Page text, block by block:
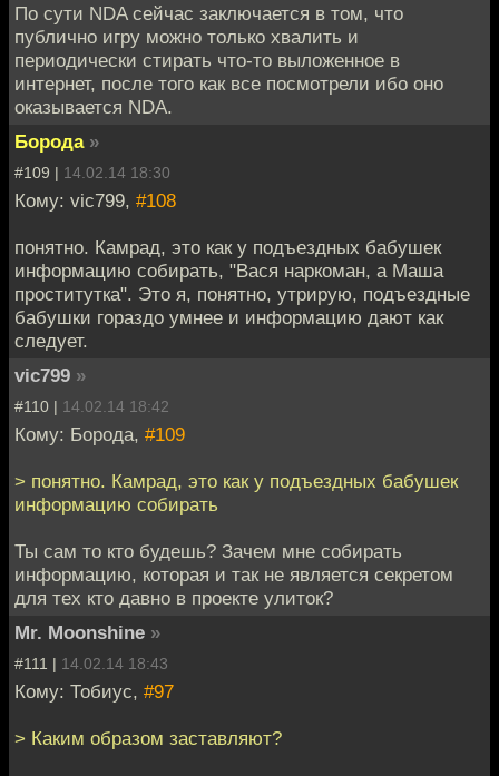
По сути NDA сейчас заключается в том, что
публично игру можно только хвалить и
периодически стирать что-то выложенное в
интернет, после того как все посмотрели ибо оно
оказывается NDA.
Борода »
#109 | 14.02.14 18:30
Кому: vic799, #108
понятно. Камрад, это как у подъездных бабушек
информацию собирать, "Вася наркоман, а Маша
проститутка". Это я, понятно, утрирую, подъездные
бабушки гораздо умнее и информацию дают как
следует.
vic799 »
#110 | 14.02.14 18:42
Кому: Борода, #109
> понятно. Камрад, это как у подъездных бабушек
информацию собирать
Ты сам то кто будешь? Зачем мне собирать
информацию, которая и так не является секретом
для тех кто давно в проекте улиток?
Mr. Moonshine »
#111 | 14.02.14 18:43
Кому: Тобиус, #97
> Каким образом заставляют?